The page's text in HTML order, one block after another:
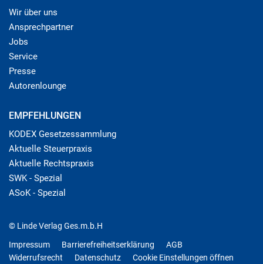
Wir über uns
Ansprechpartner
Jobs
Service
Presse
Autorenlounge
EMPFEHLUNGEN
KODEX Gesetzessammlung
Aktuelle Steuerpraxis
Aktuelle Rechtspraxis
SWK - Spezial
ASoK - Spezial
© Linde Verlag Ges.m.b.H
Impressum
Barrierefreiheitserklärung
AGB
Widerrufsrecht
Datenschutz Cookie Einstellungen öffnen